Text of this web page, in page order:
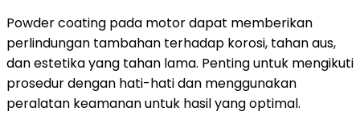
Powder coating pada motor dapat memberikan
perlindungan tambahan terhadap korosi, tahan aus,
dan estetika yang tahan lama. Penting untuk mengikuti
prosedur dengan hati-hati dan menggunakan
peralatan keamanan untuk hasil yang optimal.